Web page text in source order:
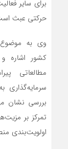
برای سایر
حرکتی عبث
وی به
کشور اشاره
مطالعاتی
سرمایه‌گذاری
بررسی نشان
تمرکز بر
اولویت‌بندی